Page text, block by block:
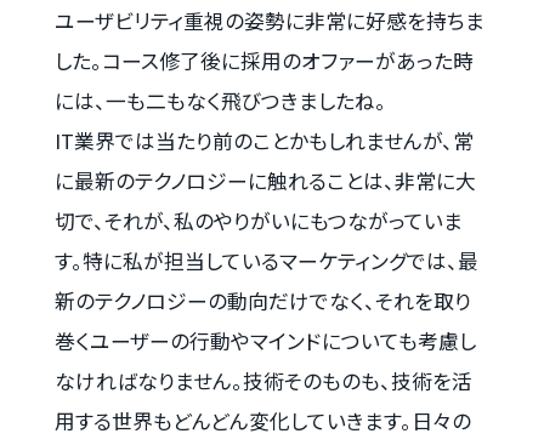
ユーザビリティ重視の姿勢に非常に好感を持ちま
した。コース修了後に採用のオファーがあった時
には、一も二もなく飛びつきましたね。
IT業界では当たり前のことかもしれませんが、常
に最新のテクノロジーに触れることは、非常に大
切で、それが、私のやりがいにもつながっていま
す。特に私が担当しているマーケティングでは、最
新のテクノロジーの動向だけでなく、それを取り
巻くユーザーの行動やマインドについても考慮し
なければなりません。技術そのものも、技術を活
用する世界もどんどん変化していきます。日々の